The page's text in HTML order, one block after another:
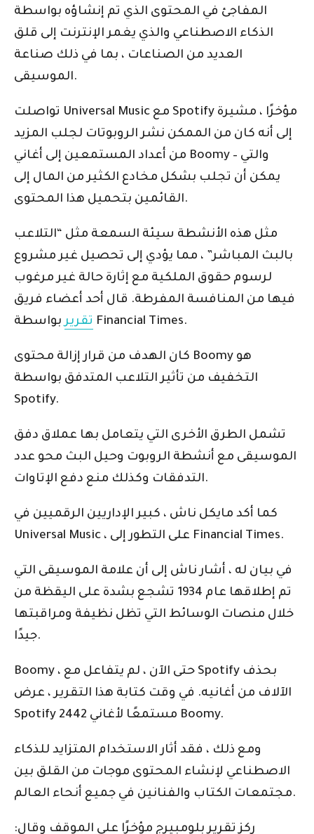
المفاجئ في المحتوى الذي تم إنشاؤه بواسطة
الذكاء الاصطناعي والذي يغمر الإنترنت إلى قلق
العديد من الصناعات ، بما في ذلك صناعة
الموسيقى.
تواصلت Universal Music مع Spotify مؤخرًا ، مشيرة
إلى أنه كان من الممكن نشر الروبوتات لجلب المزيد
من أعداد المستمعين إلى أغاني Boomy – والتي
يمكن أن تجلب بشكل مخادع الكثير من المال إلى
القائمين بتحميل هذا المحتوى.
مثل هذه الأنشطة سيئة السمعة مثل “التلاعب
بالبث المباشر” ، مما يؤدي إلى تحصيل غير مشروع
لرسوم حقوق الملكية مع إثارة حالة غير مرغوب
فيها من المنافسة المفرطة. قال أحد أعضاء فريق
تقرير بواسطة Financial Times.
كان الهدف من قرار إزالة محتوى Boomy هو
التخفيف من تأثير التلاعب المتدفق بواسطة
Spotify.
تشمل الطرق الأخرى التي يتعامل بها عملاق دفق
الموسيقى مع أنشطة الروبوت وحيل البث محو عدد
التدفقات وكذلك منع دفع الإتاوات.
كما أكد مايكل ناش ، كبير الإداريين الرقميين في
Universal Music ، على التطور إلى Financial Times.
في بيان له ، أشار ناش إلى أن علامة الموسيقى التي
تم إطلاقها عام 1934 تشجع بشدة على اليقظة من
خلال منصات الوسائط التي تظل نظيفة ومراقبتها
جيدًا.
Boomy ، حتى الآن ، لم يتفاعل مع Spotify بحذف
الآلاف من أغانيه. في وقت كتابة هذا التقرير ، عرض
Spotify 2442 مستمعًا لأغاني Boomy.
ومع ذلك ، فقد أثار الاستخدام المتزايد للذكاء
الاصطناعي لإنشاء المحتوى موجات من القلق بين
مجتمعات الكتاب والفنانين في جميع أنحاء العالم.
ركز تقرير بلومبيرج مؤخرًا على الموقف وقال: